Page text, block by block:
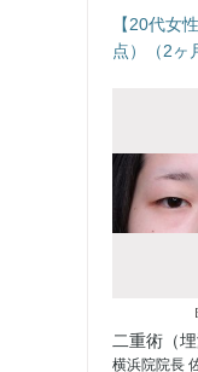
【20代女
点）（2ヶ
二重術（
横浜院院長